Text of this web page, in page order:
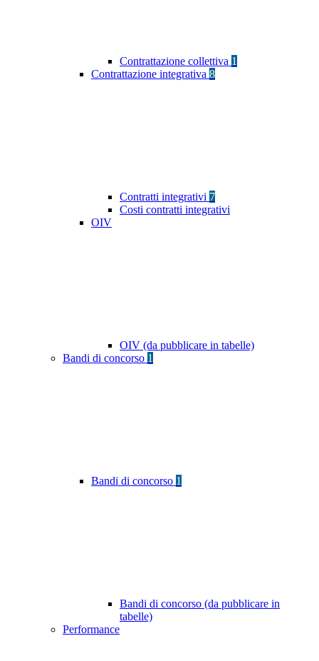
Contrattazione collettiva 1
Contrattazione integrativa 8
Contratti integrativi 7
Costi contratti integrativi
OIV
OIV (da pubblicare in tabelle)
Bandi di concorso 1
Bandi di concorso 1
Bandi di concorso (da pubblicare in
tabelle)
Performance